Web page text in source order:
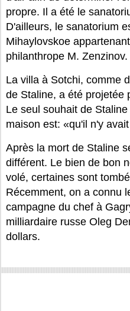
propre. Il a été le
D'ailleurs, le sanatorium
Mihaylovskoe
philanthrope M. Zenzinov.
La villa à Sotchi, comme
de Staline, a été projetée
Le seul souhait de
maison est: «qu'il n'y
Après la mort de Staline
différent. Le bien de bon
volé, certaines sont
Récemment, on a connu
campagne du chef à
milliardaire russe Oleg
dollars.